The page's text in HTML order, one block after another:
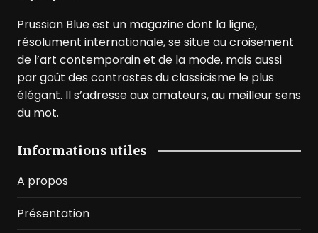
Prussian Blue est un magazine dont la ligne,
résolument internationale, se situe au croisement
de l’art contemporain et de la mode, mais aussi
par goût des contrastes du classicisme le plus
élégant. Il s’adresse aux amateurs, au meilleur sens
du mot.
Informations utiles
A propos
Présentation